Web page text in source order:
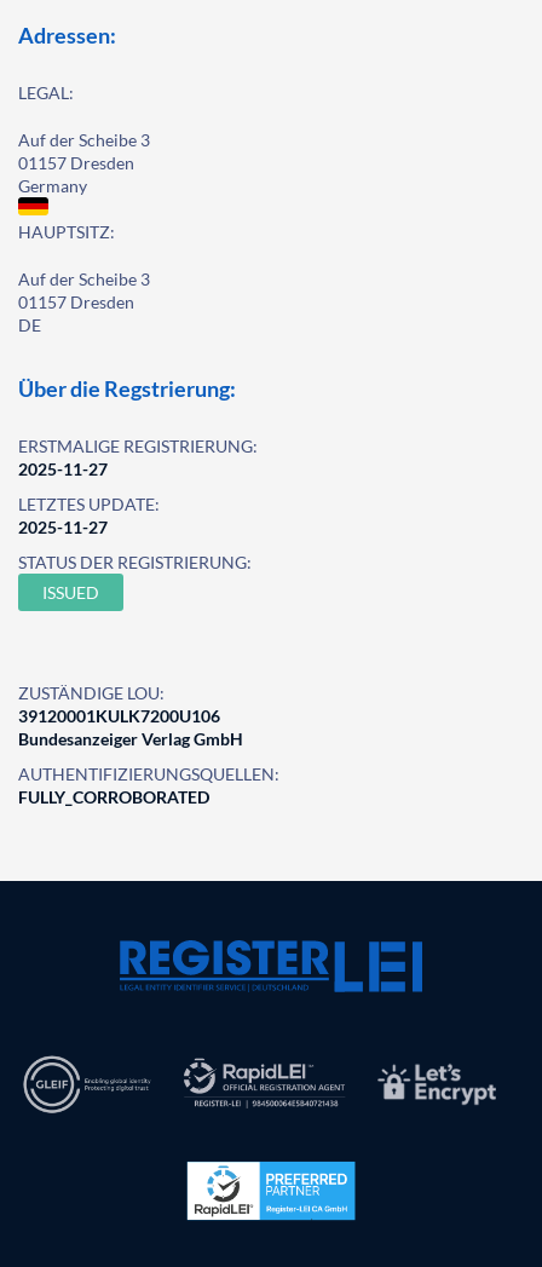
Adressen:
LEGAL:
Auf der Scheibe 3
01157 Dresden
Germany
HAUPTSITZ:
Auf der Scheibe 3
01157 Dresden
DE
Über die Regstrierung:
ERSTMALIGE REGISTRIERUNG:
2025-11-27
LETZTES UPDATE:
2025-11-27
STATUS DER REGISTRIERUNG:
ISSUED
ZUSTÄNDIGE LOU:
39120001KULK7200U106
Bundesanzeiger Verlag GmbH
AUTHENTIFIZIERUNGSQUELLEN:
FULLY_CORROBORATED